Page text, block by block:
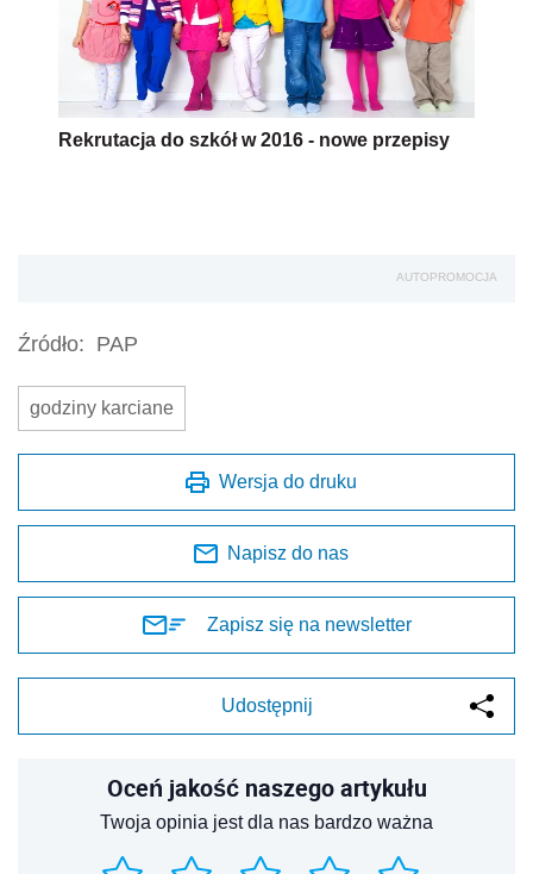
Rekrutacja do szkół w 2016 - nowe przepisy
AUTOPROMOCJA
Źródło: PAP
godziny karciane
Wersja do druku
Napisz do nas
Zapisz się na newsletter
Udostępnij
Oceń jakość naszego artykułu
Twoja opinia jest dla nas bardzo ważna